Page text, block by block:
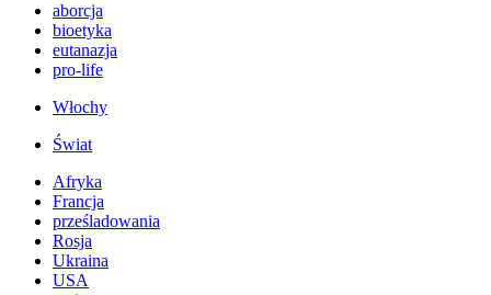
aborcja
bioetyka
eutanazja
pro-life
Włochy
Świat
Afryka
Francja
prześladowania
Rosja
Ukraina
USA